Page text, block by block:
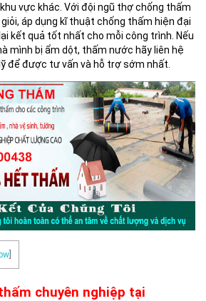
vực khác. Với đội ngũ thợ chống thấm
áp dụng kĩ thuật chống thấm hiện đại
kết quả tốt nhất cho mỗi công trình. Nếu
mình bị ẩm dột, thấm nước hãy liên hệ
để được tư vấn và hỗ trợ sớm nhất.
chuyên nghiệp tại